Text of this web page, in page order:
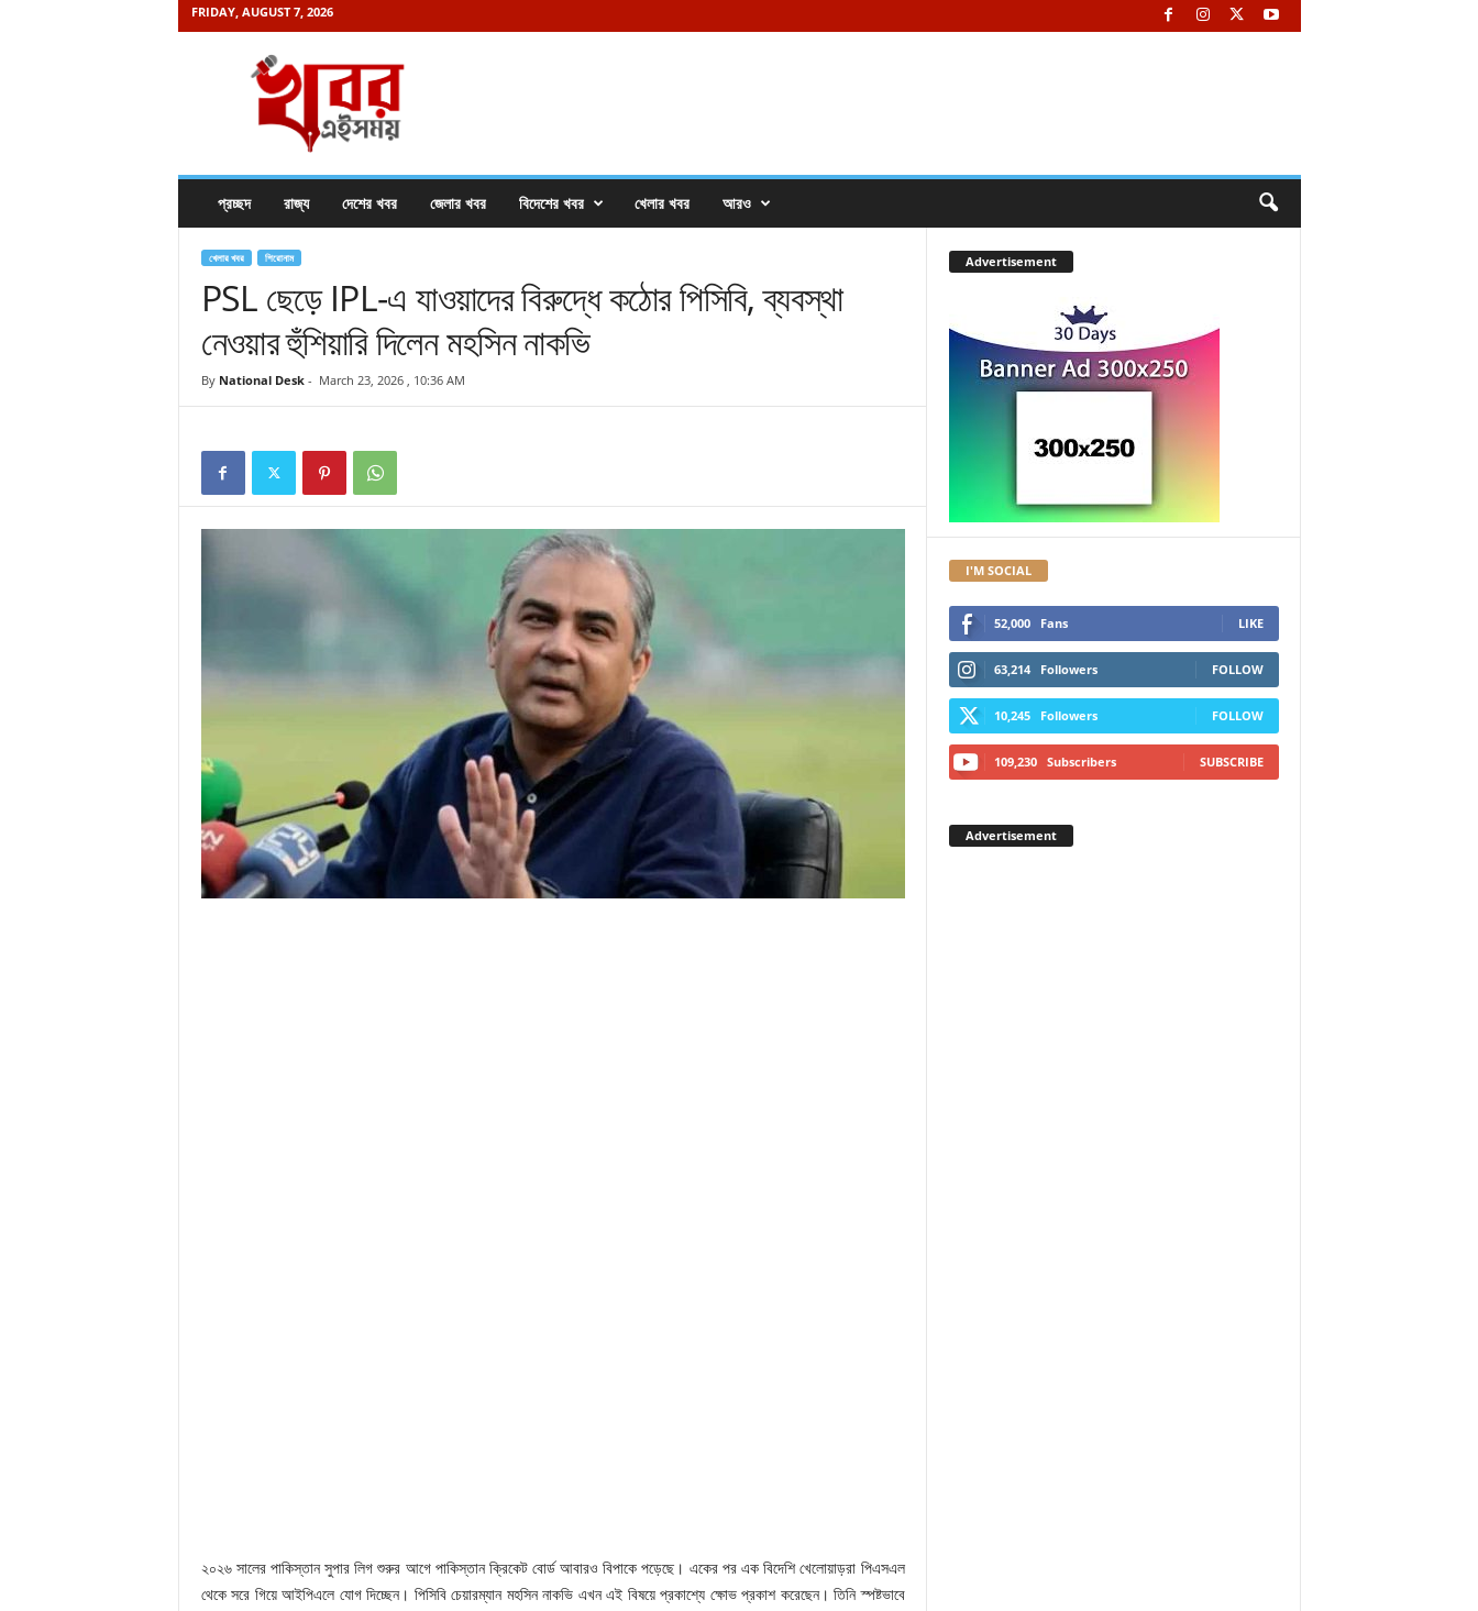
FRIDAY, AUGUST 7, 2026
প্রচ্ছদ রাজ্য দেশের খবর জেলার খবর বিদেশের খবর খেলার খবর আরও
খেলার খবর শিরোনাম
PSL ছেড়ে IPL-এ যাওয়াদের বিরুদ্ধে কঠোর পিসিবি, ব্যবস্থা
নেওয়ার হুঁশিয়ারি দিলেন মহসিন নাকভি
By National Desk- March 23, 2026 , 10:36 AM
২০২৬ সালের পাকিস্তান সুপার লিগ শুরুর আগে পাকিস্তান ক্রিকেট বোর্ড আবারও বিপাকে পড়েছে। একের পর এক বিদেশি খেলোয়াড়রা পিএসএল
থেকে সরে গিয়ে আইপিএলে যোগ দিচ্ছেন। পিসিবি চেয়ারম্যান মহসিন নাকভি এখন এই বিষয়ে প্রকাশ্যে ক্ষোভ প্রকাশ করেছেন। তিনি স্পষ্টভাবে
Advertisement
I'M SOCIAL
52,000 Fans LIKE
63,214 Followers FOLLOW
10,245 Followers FOLLOW
109,230 Subscribers SUBSCRIBE
Advertisement